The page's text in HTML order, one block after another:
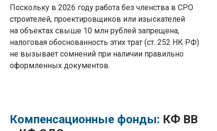
Поскольку в 2026 году работа без членства в СРО
строителей, проектировщиков или изыскателей
на объектах свыше 10 млн рублей запрещена,
налоговая обоснованность этих трат (ст. 252 НК РФ)
не вызывает сомнений при наличии правильно
оформленных документов.
Компенсационные фонды: КФ ВВ